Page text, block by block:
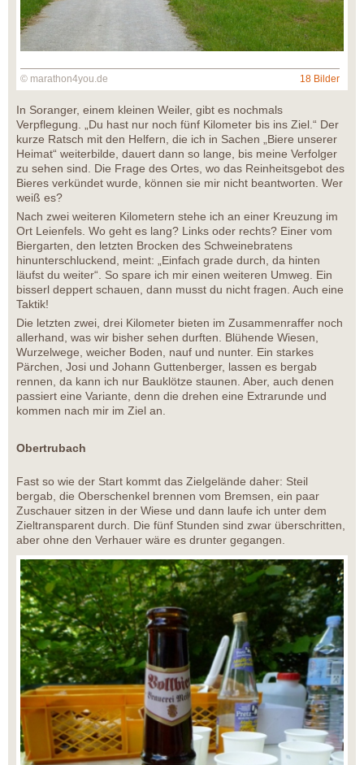
© marathon4you.de 18 Bilder
In Soranger, einem kleinen Weiler, gibt es nochmals
Verpflegung. „Du hast nur noch fünf Kilometer bis ins Ziel.“ Der
kurze Ratsch mit den Helfern, die ich in Sachen „Biere unserer
Heimat“ weiterbilde, dauert dann so lange, bis meine Verfolger
zu sehen sind. Die Frage des Ortes, wo das Reinheitsgebot des
Bieres verkündet wurde, können sie mir nicht beantworten. Wer
weiß es?
Nach zwei weiteren Kilometern stehe ich an einer Kreuzung im
Ort Leienfels. Wo geht es lang? Links oder rechts? Einer vom
Biergarten, den letzten Brocken des Schweinebratens
hinunterschluckend, meint: „Einfach grade durch, da hinten
läufst du weiter“. So spare ich mir einen weiteren Umweg. Ein
bisserl deppert schauen, dann musst du nicht fragen. Auch eine
Taktik!
Die letzten zwei, drei Kilometer bieten im Zusammenraffer noch
allerhand, was wir bisher sehen durften. Blühende Wiesen,
Wurzelwege, weicher Boden, nauf und nunter. Ein starkes
Pärchen, Josi und Johann Guttenberger, lassen es bergab
rennen, da kann ich nur Bauklötze staunen. Aber, auch denen
passiert eine Variante, denn die drehen eine Extrarunde und
kommen nach mir im Ziel an.
Obertrubach
Fast so wie der Start kommt das Zielgelände daher: Steil
bergab, die Oberschenkel brennen vom Bremsen, ein paar
Zuschauer sitzen in der Wiese und dann laufe ich unter dem
Zieltransparent durch. Die fünf Stunden sind zwar überschritten,
aber ohne den Verhauer wäre es drunter gegangen.